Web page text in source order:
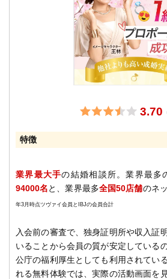
3.70
特徴
業界最大手の結婚相談所。業界最多
94000名と、業界最多全国50店舗のネ
年3月時点ツヴァイ会員とIBJの会員合計
入会前の審査で、独身証明所や収入証
いることから会員の質が安定している
公庁の福利厚生としても利用されてい
れる無料体験では、実際の活動画面を